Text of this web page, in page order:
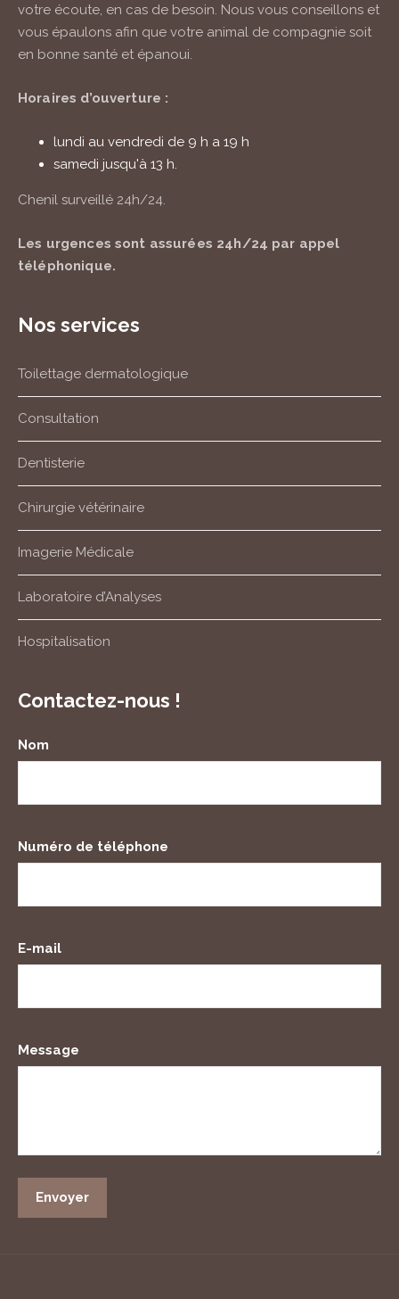
votre écoute, en cas de besoin. Nous vous conseillons et
vous épaulons afin que votre animal de compagnie soit
en bonne santé et épanoui.
Horaires d’ouverture :
lundi au vendredi de 9 h a 19 h
samedi jusqu'à 13 h.
Chenil surveillé 24h/24.
Les urgences sont assurées 24h/24 par appel
téléphonique.
Nos services
Toilettage dermatologique
Consultation
Dentisterie
Chirurgie vétérinaire
Imagerie Médicale
Laboratoire d’Analyses
Hospitalisation
Contactez-nous !
Nom
Numéro de téléphone
E-mail
Message